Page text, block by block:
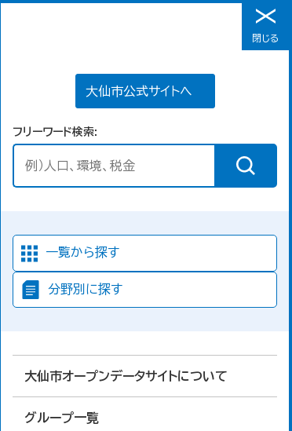
メニュー
大仙市公式サイトへ
フリーワード検索
一覧から探す
分野別に探す
大仙市オープンデータサイトについて
グループ一覧
閉じる